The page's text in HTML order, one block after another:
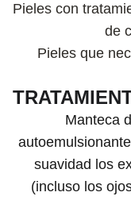
Pieles con
de
Pieles que
Manteca
suavidad los
(incluso los